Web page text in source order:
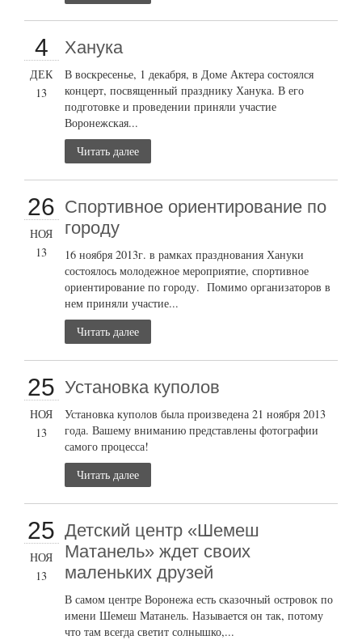
4
ДЕК
13
Ханука
В воскресенье, 1 декабря, в Доме Актера состоялся
концерт, посвященный празднику Ханука. В его
подготовке и проведении приняли участие
Воронежская...
Читать далее
26
НОЯ
13
Cпортивное ориентирование по
городу
16 ноября 2013г. в рамках празднования Хануки
состоялось молодежное мероприятие, спортивное
ориентирование по городу. Помимо организаторов в
нем приняли участие...
Читать далее
25
НОЯ
13
Установка куполов
Установка куполов была произведена 21 ноября 2013
года. Вашему вниманию представлены фотографии
самого процесса!
Читать далее
25
НОЯ
13
Детский центр «Шемеш
Матанель» ждет своих
маленьких друзей
В самом центре Воронежа есть сказочный островок по
имени Шемеш Матанель. Называется он так, потому
что там всегда светит солнышко,...